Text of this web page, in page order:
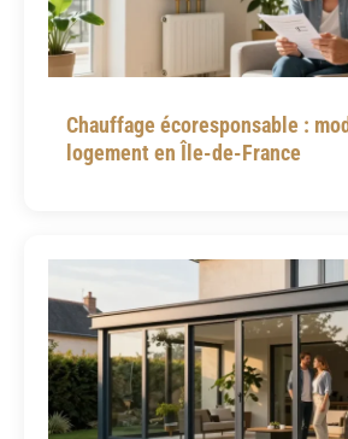
Chauffage écoresponsable :
logement en Île-de-France